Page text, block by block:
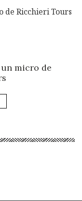
micro de